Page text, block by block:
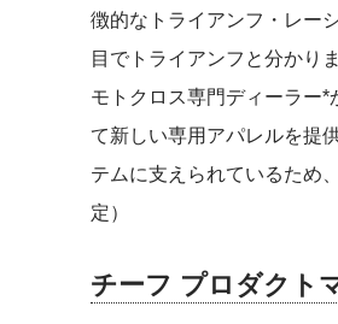
徴的なトライアンフ・レー
目でトライアンフと分かりま
モトクロス専門ディーラー
て新しい専用アパレルを提
テムに支えられているため
定）
チーフ プロダクト